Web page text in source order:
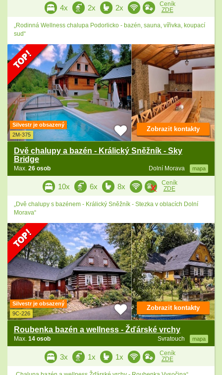
4x 2x 2x
Ceník
ZDE
„Rodinná Wellness chalupa Podorlicko - bazén, sauna, vířivka, koupací
sud“
Silvestr je obsazený
2M-375
Dvě chalupy a bazén - Králický Sněžník - Sky
Bridge
Dolní Morava mapa
Max. 26 osob
Zobrazit kontakty
10x 6x 8x
Ceník
ZDE
„Dvě chalupy s bazénem - Králický Sněžník - Stezka v oblacích Dolní
Morava“
Silvestr je obsazený
9C-226
Roubenka bazén a wellness - Žďárské vrchy
Svratouch mapa
Max. 14 osob
Zobrazit kontakty
3x 1x 1x
Ceník
ZDE